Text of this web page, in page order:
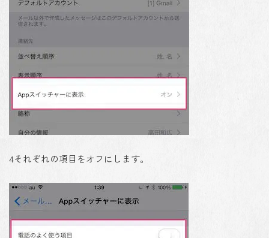
4それぞれの項目をオフにします。